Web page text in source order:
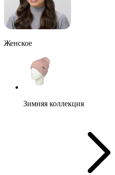
Женское
Зимняя коллекция